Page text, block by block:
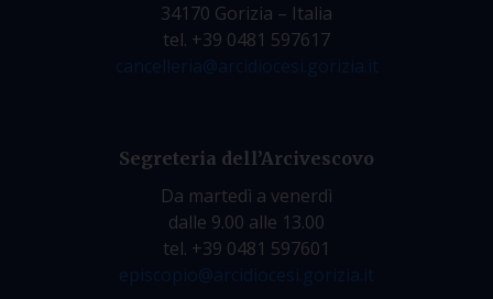
34170 Gorizia – Italia
tel. +39 0481 597617
cancelleria@arcidiocesi.gorizia.it
Segreteria dell’Arcivescovo
Da martedì a venerdì
dalle 9.00 alle 13.00
tel. +39 0481 597601
episcopio@arcidiocesi.gorizia.it